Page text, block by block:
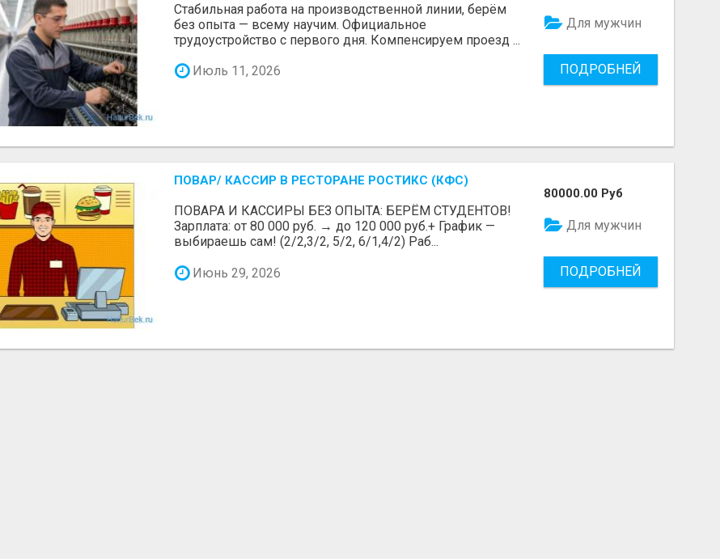
Стабильная работа на производственной линии, берём
без опыта — всему научим. Официальное
трудоустройство с первого дня. Компенсируем проезд ...
Июль 11, 2026
Для мужчин
ПОДРОБНЕЙ
ПОВАР/ КАССИР В РЕСТОРАНЕ РОСТИКС (КФС)
ПОВАРА И КАССИРЫ БЕЗ ОПЫТА: БЕРЁМ СТУДЕНТОВ!
Зарплата: от 80 000 руб. → до 120 000 руб.+ График —
выбираешь сам! (2/2,3/2, 5/2, 6/1,4/2) Раб...
Июнь 29, 2026
80000.00 Руб
Для мужчин
ПОДРОБНЕЙ